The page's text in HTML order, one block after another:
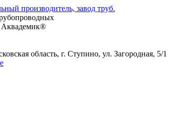
область, г. Ступино, ул. Загородная, 5/1